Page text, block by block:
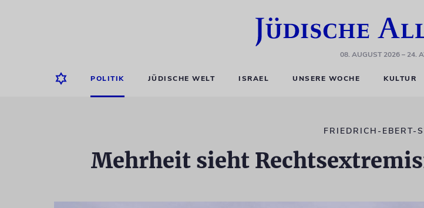
08. AUGUST 2026– 24.
POLITIK JÜDISCHE WELT ISRAEL UNSERE WOCHE KULTUR
FRIEDRICH-EBERT-
Mehrheit sieht